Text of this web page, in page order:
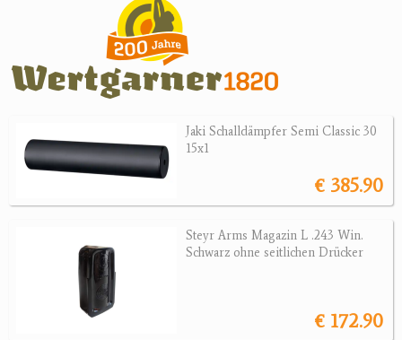
Jaki Schalldämpfer Semi Classic 30
15x1
€ 385.90
Steyr Arms Magazin L .243 Win.
Schwarz ohne seitlichen Drücker
€ 172.90